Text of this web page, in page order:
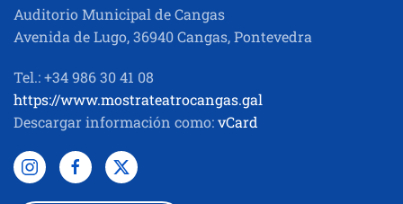
Auditorio Municipal de Cangas
Avenida de Lugo, 36940 Cangas, Pontevedra
Tel.: +34 986 30 41 08
https://www.mostrateatrocangas.gal
Descargar información como:vCard